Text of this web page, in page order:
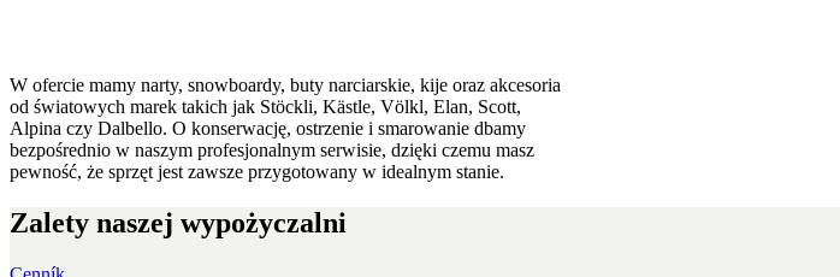
W ofercie mamy narty, snowboardy, buty narciarskie, kije oraz akcesoria
od światowych marek takich jak Stöckli, Kästle, Völkl, Elan, Scott,
Alpina czy Dalbello. O konserwację, ostrzenie i smarowanie dbamy
bezpośrednio w naszym profesjonalnym serwisie, dzięki czemu masz
pewność, że sprzęt jest zawsze przygotowany w idealnym stanie.
Zalety naszej wypożyczalni